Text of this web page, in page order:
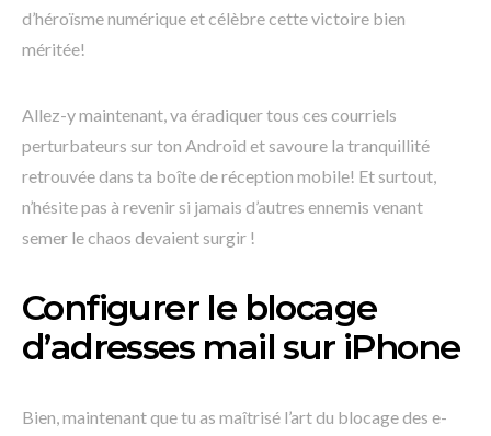
d’héroïsme numérique et célèbre cette victoire bien
méritée!
Allez-y maintenant, va éradiquer tous ces courriels
perturbateurs sur ton Android et savoure la tranquillité
retrouvée dans ta boîte de réception mobile! Et surtout,
n’hésite pas à revenir si jamais d’autres ennemis venant
semer le chaos devaient surgir !
Configurer le blocage
d’adresses mail sur iPhone
Bien, maintenant que tu as maîtrisé l’art du blocage des e-